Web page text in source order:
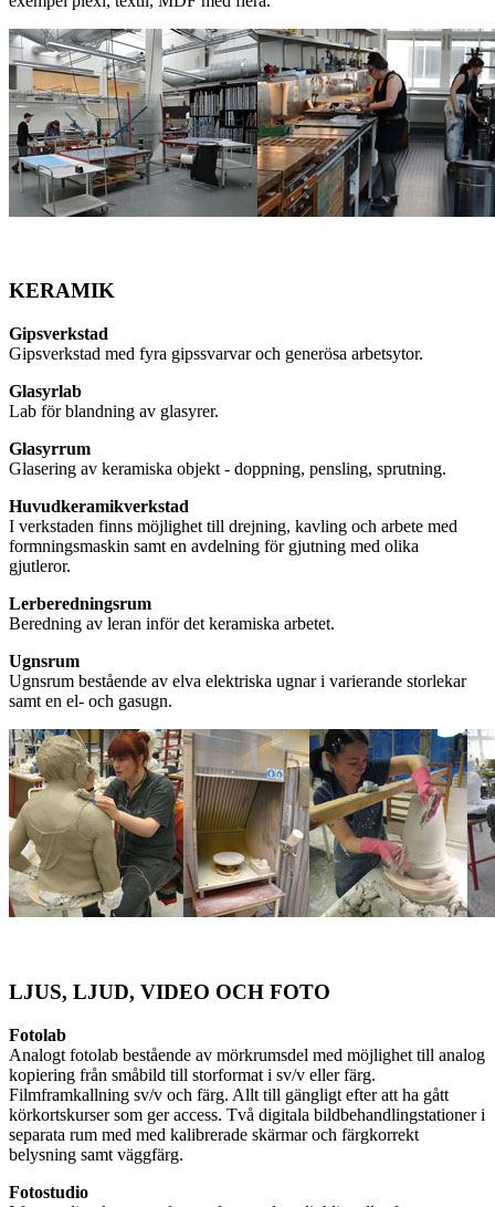
KERAMIK
Gipsverkstad
Gipsverkstad med fyra gipssvarvar och generösa arbetsytor.
Glasyrlab
Lab för blandning av glasyrer.
Glasyrrum
Glasering av keramiska objekt - doppning, pensling, sprutning.
Huvudkeramikverkstad
I verkstaden finns möjlighet till drejning, kavling och arbete med
formningsmaskin samt en avdelning för gjutning med olika
gjutleror.
Lerberedningsrum
Beredning av leran inför det keramiska arbetet.
Ugnsrum
Ugnsrum bestående av elva elektriska ugnar i varierande storlekar
samt en el- och gasugn.
LJUS, LJUD, VIDEO OCH FOTO
Fotolab
Analogt fotolab bestående av mörkrumsdel med möjlighet till analog
kopiering från småbild till storformat i sv/v eller färg.
Filmframkallning sv/v och färg. Allt till gängligt efter att ha gått
körkortskurser som ger access. Två digitala bildbehandlingstationer i
separata rum med med kalibrerade skärmar och färgkorrekt
belysning samt väggfärg.
Fotostudio